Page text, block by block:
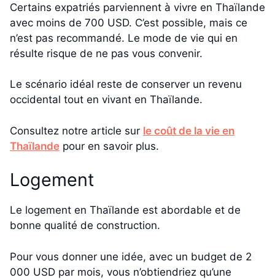
Certains expatriés parviennent à vivre en Thaïlande
avec moins de 700 USD. C’est possible, mais ce
n’est pas recommandé. Le mode de vie qui en
résulte risque de ne pas vous convenir.
Le scénario idéal reste de conserver un revenu
occidental tout en vivant en Thaïlande.
Consultez notre article sur le coût de la vie en
Thaïlande pour en savoir plus.
Logement
Le logement en Thaïlande est abordable et de
bonne qualité de construction.
Pour vous donner une idée, avec un budget de 2
000 USD par mois, vous n’obtiendriez qu’une